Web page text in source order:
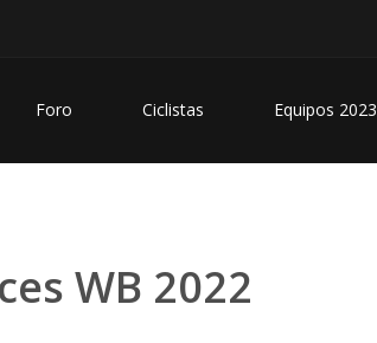
Foro Ciclistas Equipos 2023
WB 2022